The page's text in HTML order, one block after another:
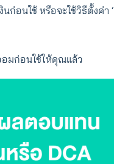
ก่อนใช้ หรือจะใช้วิธีตั้งค่า ‘
อมก่อนใช้ให้คุณแล้ว